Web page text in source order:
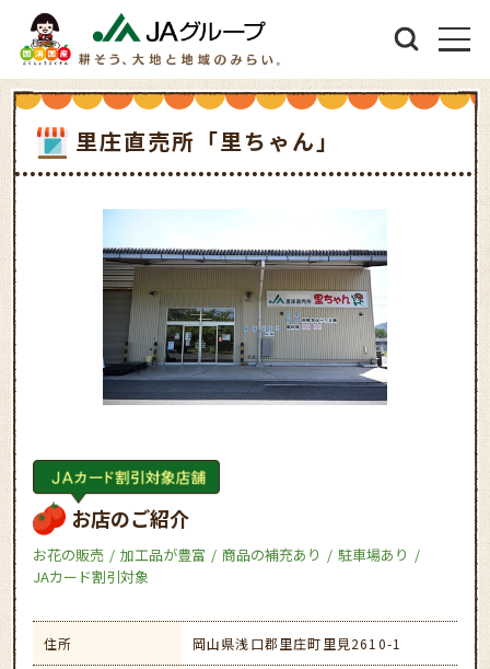
里庄直売所「里ちゃん」
お店のご紹介
お花の販売 加工品が豊富 商品の補充あり
駐車場あり
JAカード割引対象
住所 岡山県浅口郡里庄町里見2610-1